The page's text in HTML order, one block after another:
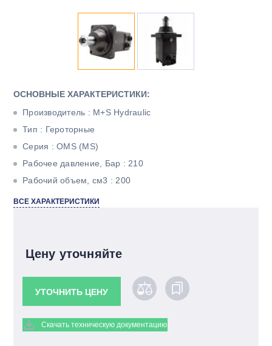
ОСНОВНЫЕ ХАРАКТЕРИСТИКИ:
Производитель : M+S Hydraulic
Тип : Героторные
Серия : OMS (MS)
Рабочее давление, Бар : 210
Рабочий объем, см3 : 200
Максимальный крутящий момент, Н*м : 61
ВСЕ ХАРАКТЕРИСТИКИ
Цену уточняйте
УТОЧНИТЬ ЦЕНУ
Скачать техническую документацию